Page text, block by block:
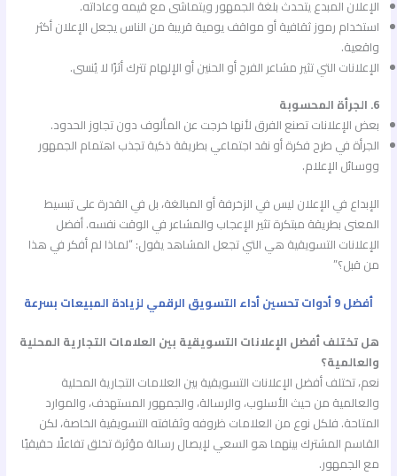
الإعلان المبدع يتحدث بلغة الجمهور ويتماشى مع قيمه وعاداته.
استخدام رموز ثقافية أو مواقف يومية قريبة من الناس يجعل الإعلان أكثر
واقعية.
الإعلانات التي تثير مشاعر الفرح أو الحنين أو الإلهام تترك أثرًا لا يُنسى.
6. الجرأة المحسوبة
بعض الإعلانات تصنع الفرق لأنها خرجت عن المألوف دون تجاوز الحدود.
الجرأة في طرح فكرة أو نقد اجتماعي بطريقة ذكية تجذب اهتمام الجمهور
ووسائل الإعلام.
الإبداع في الإعلان ليس في الزخرفة أو المبالغة، بل في القدرة على تبسيط
المعنى بطريقة مبتكرة تثير الإعجاب والمشاعر في الوقت نفسه. أفضل
الإعلانات التسويقية هي التي تجعل المشاهد يقول: “لماذا لم أفكر في هذا
من قبل؟”
أفضل 9 أدوات تحسين أداء التسويق الرقمي لزيادة المبيعات بسرعة
هل تختلف أفضل الإعلانات التسويقية بين العلامات التجارية المحلية
والعالمية؟
نعم، تختلف أفضل الإعلانات التسويقية بين العلامات التجارية المحلية
والعالمية من حيث الأسلوب، والرسالة، والجمهور المستهدف، والموارد
المتاحة. فلكل نوع من العلامات ظروفه وثقافته التسويقية الخاصة، لكن
القاسم المشترك بينهما هو السعي لإيصال رسالة مؤثرة تخلق تفاعلًا حقيقيًا
مع الجمهور.